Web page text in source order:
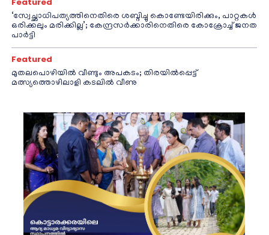
‘സ്വേച്ഛാധിപത്യത്തിനെതിരെ ശബ്ദിച്ചു കൊണ്ടേയിരിക്കും, പാറ്റകൾ
ഒരിക്കലും മരിക്കില്ല’; കേന്ദ്രസർക്കാരിനെതിരെ കോക്രോച്ച് ജനത
പാർട്ടി
Featured
മുതലപൊഴിയിൽ വീണ്ടും അപകടം; തിരയിൽപ്പെട്ട്
മത്സ്യത്തൊഴിലാളി കടലിൽ വീണു